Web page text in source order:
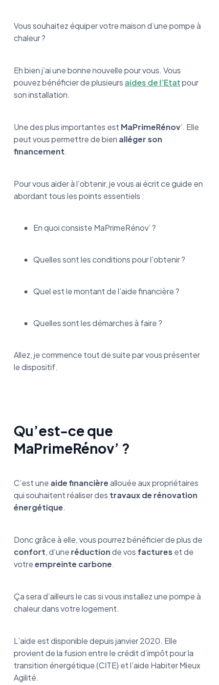
Vous souhaitez équiper votre maison d’une pompe à
chaleur ?
Eh bien j’ai une bonne nouvelle pour vous. Vous
pouvez bénéficier de plusieurs aides de l’Etatpour
son installation.
Une des plus importantes est MaPrimeRénov’. Elle
peut vous permettre de bien alléger son
financement.
Pour vous aider à l’obtenir, je vous ai écrit ce guide en
abordant tous les points essentiels :
En quoi consiste MaPrimeRénov’ ?
Quelles sont les conditions pour l’obtenir ?
Quel est le montant de l’aide financière ?
Quelles sont les démarches à faire ?
Allez, je commence tout de suite par vous présenter
le dispositif.
Qu’est-ce que
MaPrimeRénov’ ?
C’est une aide financièreallouée aux propriétaires
qui souhaitent réaliser des travaux de rénovation
énergétique.
Donc grâce à elle, vous pourrez bénéficier de plus de
confort, d’une réductionde vos factures et de
votreempreinte carbone.
Ça sera d’ailleurs le cas si vous installez une pompe à
chaleur dans votre logement.
L’aide est disponible depuis janvier 2020. Elle
provient de la fusion entre le crédit d’impôt pour la
transition énergétique (CITE) et l’aide Habiter Mieux
Agilité.
Pour aller plus loin : Quelles sont les autres
aides disponibles ?